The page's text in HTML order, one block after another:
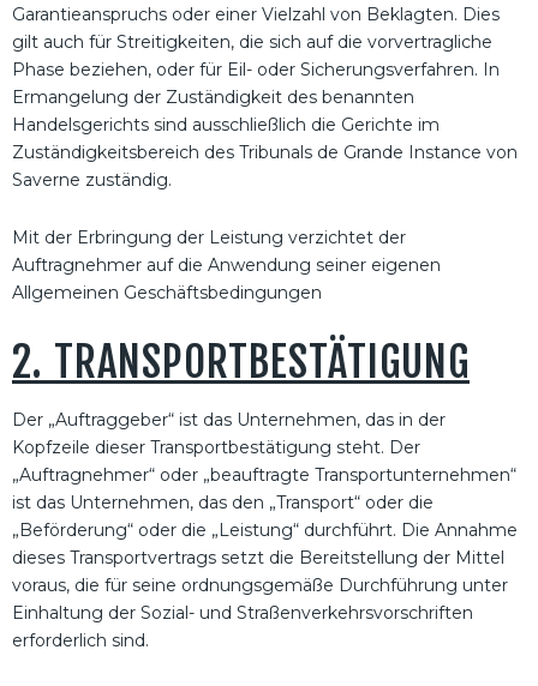
Garantieanspruchs oder einer Vielzahl von Beklagten. Dies
gilt auch für Streitigkeiten, die sich auf die vorvertragliche
Phase beziehen, oder für Eil- oder Sicherungsverfahren. In
Ermangelung der Zuständigkeit des benannten
Handelsgerichts sind ausschließlich die Gerichte im
Zuständigkeitsbereich des Tribunals de Grande Instance von
Saverne zuständig.
Mit der Erbringung der Leistung verzichtet der
Auftragnehmer auf die Anwendung seiner eigenen
Allgemeinen Geschäftsbedingungen
2. TRANSPORTBESTÄTIGUNG
Der „Auftraggeber“ ist das Unternehmen, das in der
Kopfzeile dieser Transportbestätigung steht. Der
„Auftragnehmer“ oder „beauftragte Transportunternehmen“
ist das Unternehmen, das den „Transport“ oder die
„Beförderung“ oder die „Leistung“ durchführt. Die Annahme
dieses Transportvertrags setzt die Bereitstellung der Mittel
voraus, die für seine ordnungsgemäße Durchführung unter
Einhaltung der Sozial- und Straßenverkehrsvorschriften
erforderlich sind.